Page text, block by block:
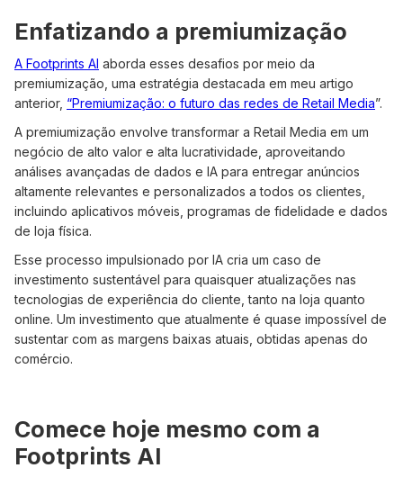
Enfatizando a premiumização
A Footprints AI aborda esses desafios por meio da
premiumização, uma estratégia destacada em meu artigo
anterior, “Premiumização: o futuro das redes de Retail Media”.
A premiumização envolve transformar a Retail Media em um
negócio de alto valor e alta lucratividade, aproveitando
análises avançadas de dados e IA para entregar anúncios
altamente relevantes e personalizados a todos os clientes,
incluindo aplicativos móveis, programas de fidelidade e dados
de loja física.
Esse processo impulsionado por IA cria um caso de
investimento sustentável para quaisquer atualizações nas
tecnologias de experiência do cliente, tanto na loja quanto
online. Um investimento que atualmente é quase impossível de
sustentar com as margens baixas atuais, obtidas apenas do
comércio.
Comece hoje mesmo com a
Footprints AI